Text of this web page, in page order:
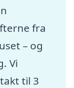
fra
– og
Vi
til 3